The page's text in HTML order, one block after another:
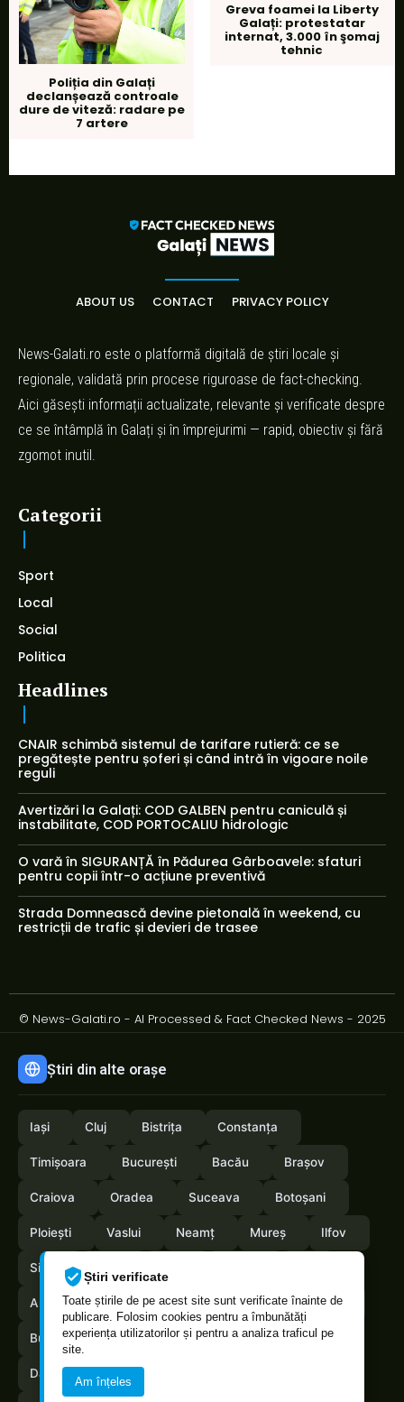
Știri verificate
Toate știrile de pe acest site sunt verificate înainte de
publicare. Folosim cookies pentru a îmbunătăți
experiența utilizatorilor și pentru a analiza traficul pe
site.
Am înțeles
Poliția din Galați
declanșează controale
dure de viteză: radare pe
7 artere
Greva foamei la Liberty
Galați: protestatar
internat, 3.000 în şomaj
tehnic
ABOUT US CONTACT PRIVACY POLICY
News-Galati.ro este o platformă digitală de știri locale și
regionale, validată prin procese riguroase de fact-checking.
Aici găsești informații actualizate, relevante și verificate despre
ce se întâmplă în Galați și în împrejurimi — rapid, obiectiv și fără
zgomot inutil.
Categorii
Sport
Local
Social
Politica
Headlines
CNAIR schimbă sistemul de tarifare rutieră: ce se
pregătește pentru șoferi și când intră în vigoare noile
reguli
Avertizări la Galați: COD GALBEN pentru caniculă și
instabilitate, COD PORTOCALIU hidrologic
O vară în SIGURANȚĂ în Pădurea Gârboavele: sfaturi
pentru copii într-o acțiune preventivă
Strada Domnească devine pietonală în weekend, cu
restricții de trafic și devieri de trasee
© News-Galati.ro - AI Processed & Fact Checked News - 2025
Știri din alte orașe
Iași Cluj Bistrița Constanța
Timișoara București Bacău Brașov
Craiova Oradea Suceava Botoșani
Ploiești Vaslui Neamț Mureș Ilfov
Sibiu
Arges Maramures Vrancea Satumare
Buzau Braila Calarasi Caras-Severin
Dambovita Giurgiu